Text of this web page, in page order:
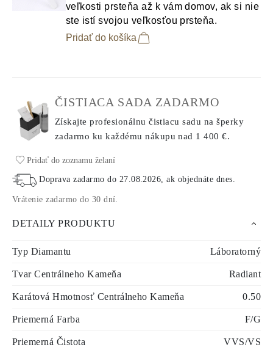
veľkosti prsteňa až k vám domov, ak si nie
ste istí svojou veľkosťou prsteňa.
Pridať do košíka
ČISTIACA SADA ZADARMO
Získajte profesionálnu čistiacu sadu na šperky
zadarmo ku každému nákupunad 1 400 €.
Pridať do zoznamu želaní
Doprava zadarmo do 27.08.2026 , ak objednáte dnes
Vrátenie zadarmo do 30 dní
DETAILY PRODUKTU
Typ Diamantu Láboratorný
Tvar Centrálneho Kameňa Radiant
Karátová Hmotnosť Centrálneho Kameňa 0.50
Priemerná Farba F/G
Priemerná Čistota VVS/VS